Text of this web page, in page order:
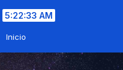
5:22:33 AM
Inicio